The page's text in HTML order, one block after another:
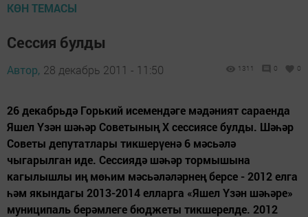
КӨН ТЕМАСЫ
Сессия булды
Автор, 28 декабрь 2011 - 11:50 1311 0 0
26 декабрьдә Горький исемендәге мәдәният сараенда
Яшел Үзән шәһәр Советының Х сессиясе булды. Шәһәр
Советы депутатлары тикшерүенә 6 мәсьәлә
чыгарылган иде. Сессиядә шәһәр тормышына
кагылышлы иң мөһим мәсьәләләрнең берсе - 2012 елга
һәм якындагы 2013-2014 елларга «Яшел Үзән шәһәре»
муниципаль берәмлеге бюджеты тикшерелде. 2012